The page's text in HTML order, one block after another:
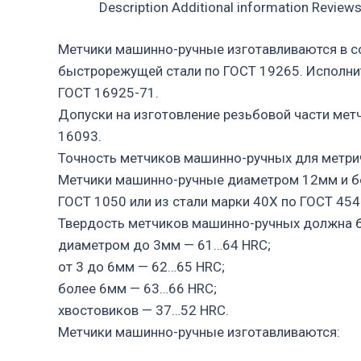
Description Additional information
Метчики машинно-ручные изготавливаются в
быстрорежущей стали по ГОСТ 19265.
ГОСТ 16925-71.
Допуски на изготовление резьбовой части
16093.
Точность метчиков машинно-ручных для
Метчики машинно-ручные диаметром 12мм и
ГОСТ 1050 или из стали марки 40Х по ГОСТ
Твердость метчиков машинно-ручных должна
диаметром до 3мм — 61…64 HRC;
от 3 до 6мм — 62…65 HRC;
более 6мм — 63…66 HRC;
хвостовиков — 37…52 HRC.
Метчики машинно-ручные изготавливаются: